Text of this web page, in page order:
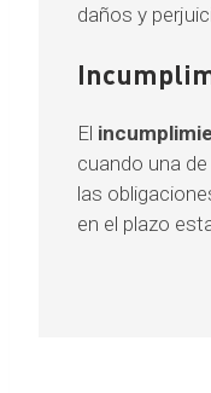
daños y
El
cuando una
las
en el plazo